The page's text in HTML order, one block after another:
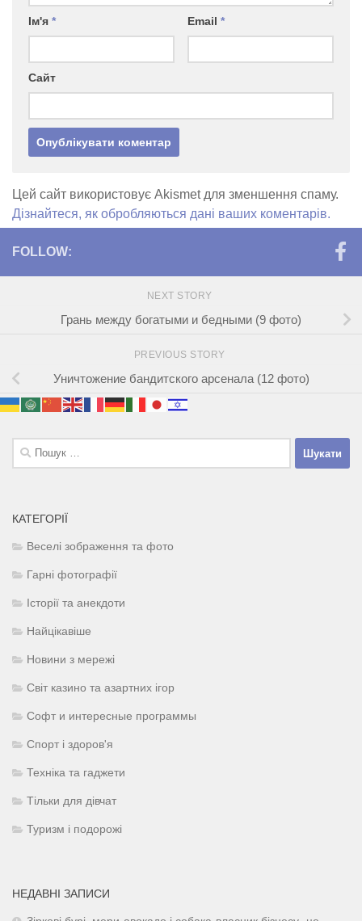
Ім'я * Email *
Сайт
Цей сайт використовує Akismet для зменшення спаму.
Дізнайтеся, як обробляються дані ваших коментарів.
FOLLOW:
NEXT STORY
Грань между богатыми и бедными (9 фото)
PREVIOUS STORY
Уничтожение бандитского арсенала (12 фото)
Пошук:
КАТЕГОРІЇ
Веселі зображення та фото
Гарні фотографії
Історії та анекдоти
Найцікавіше
Новини з мережі
Світ казино та азартних ігор
Софт и интересные программы
Спорт і здоров'я
Техніка та гаджети
Тільки для дівчат
Туризм і подорожі
НЕДАВНІ ЗАПИСИ